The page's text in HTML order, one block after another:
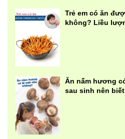
Trẻ em có ăn
không? Liều
Ăn nấm hương
sau sinh nên